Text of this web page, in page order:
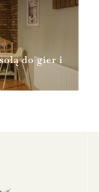
do gier i